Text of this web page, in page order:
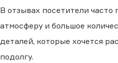
В отзывах посетители
атмосферу и большое
деталей, которые хочется
подолгу.